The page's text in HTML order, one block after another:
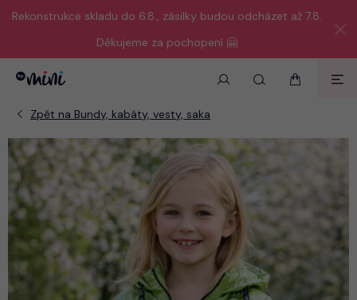
Rekonstrukce skladu do 6.8., zásilky budou odcházet až 7.8.
Děkujeme za pochopení 🤗